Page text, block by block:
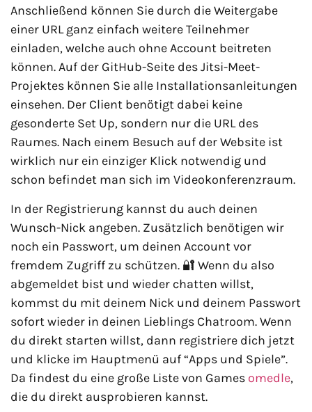
Anschließend können Sie durch die Weitergabe
einer URL ganz einfach weitere Teilnehmer
einladen, welche auch ohne Account beitreten
können. Auf der GitHub-Seite des Jitsi-Meet-
Projektes können Sie alle Installationsanleitungen
einsehen. Der Client benötigt dabei keine
gesonderte Set Up, sondern nur die URL des
Raumes. Nach einem Besuch auf der Website ist
wirklich nur ein einziger Klick notwendig und
schon befindet man sich im Videokonferenzraum.
In der Registrierung kannst du auch deinen
Wunsch-Nick angeben. Zusätzlich benötigen wir
noch ein Passwort, um deinen Account vor
fremdem Zugriff zu schützen. 🔐 Wenn du also
abgemeldet bist und wieder chatten willst,
kommst du mit deinem Nick und deinem Passwort
sofort wieder in deinen Lieblings Chatroom. Wenn
du direkt starten willst, dann registriere dich jetzt
und klicke im Hauptmenü auf “Apps und Spiele”.
Da findest du eine große Liste von Games omedle,
die du direkt ausprobieren kannst.